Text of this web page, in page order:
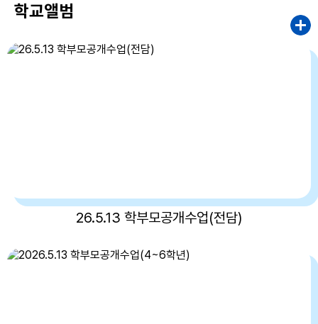
학교앨범
26.5.13 학부모공개수업(전담)